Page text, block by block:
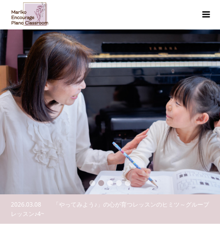
2026.03.08
「やってみよう♪」の心が育つレッスンのヒミツ～グループ
レッスン♪4~